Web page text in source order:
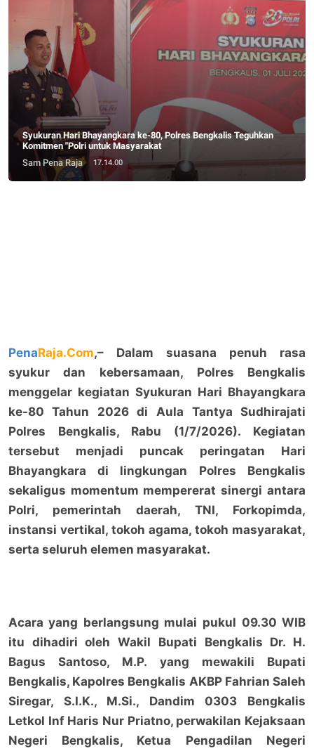
Syukuran Hari Bhayangkara ke-80, Polres Bengkalis Teguhkan
Komitmen "Polri untuk Masyarakat
Sam Pena Raja
17.14.00
PenaRaja.Com,– Dalam suasana penuh rasa
syukur dan kebersamaan, Polres Bengkalis
menggelar kegiatan Syukuran Hari Bhayangkara
ke-80 Tahun 2026 di Aula Tantya Sudhirajati
Polres Bengkalis, Rabu (1/7/2026). Kegiatan
tersebut menjadi puncak peringatan Hari
Bhayangkara di lingkungan Polres Bengkalis
sekaligus momentum mempererat sinergi antara
Polri, pemerintah daerah, TNI, Forkopimda,
instansi vertikal, tokoh agama, tokoh masyarakat,
serta seluruh elemen masyarakat.
Acara yang berlangsung mulai pukul 09.30 WIB
itu dihadiri oleh Wakil Bupati Bengkalis Dr. H.
Bagus Santoso, M.P. yang mewakili Bupati
Bengkalis, Kapolres Bengkalis AKBP Fahrian Saleh
Siregar, S.I.K., M.Si., Dandim 0303 Bengkalis
Letkol Inf Haris Nur Priatno, perwakilan Kejaksaan
Negeri Bengkalis, Ketua Pengadilan Negeri